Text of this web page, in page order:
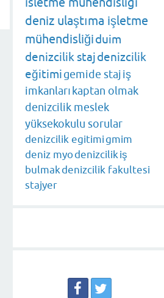
deniz ulaştıma işletme
mühendisliğiduim
denizcilik stajdenizcilik
eğitimigemide stajiş
imkanlarıkaptan olmak
denizcilik meslek
yüksekokulu sorular
denizcilik egitimigmim
deniz myodenizcilikiş
bulmakdenizcilik fakultesi
stajyer